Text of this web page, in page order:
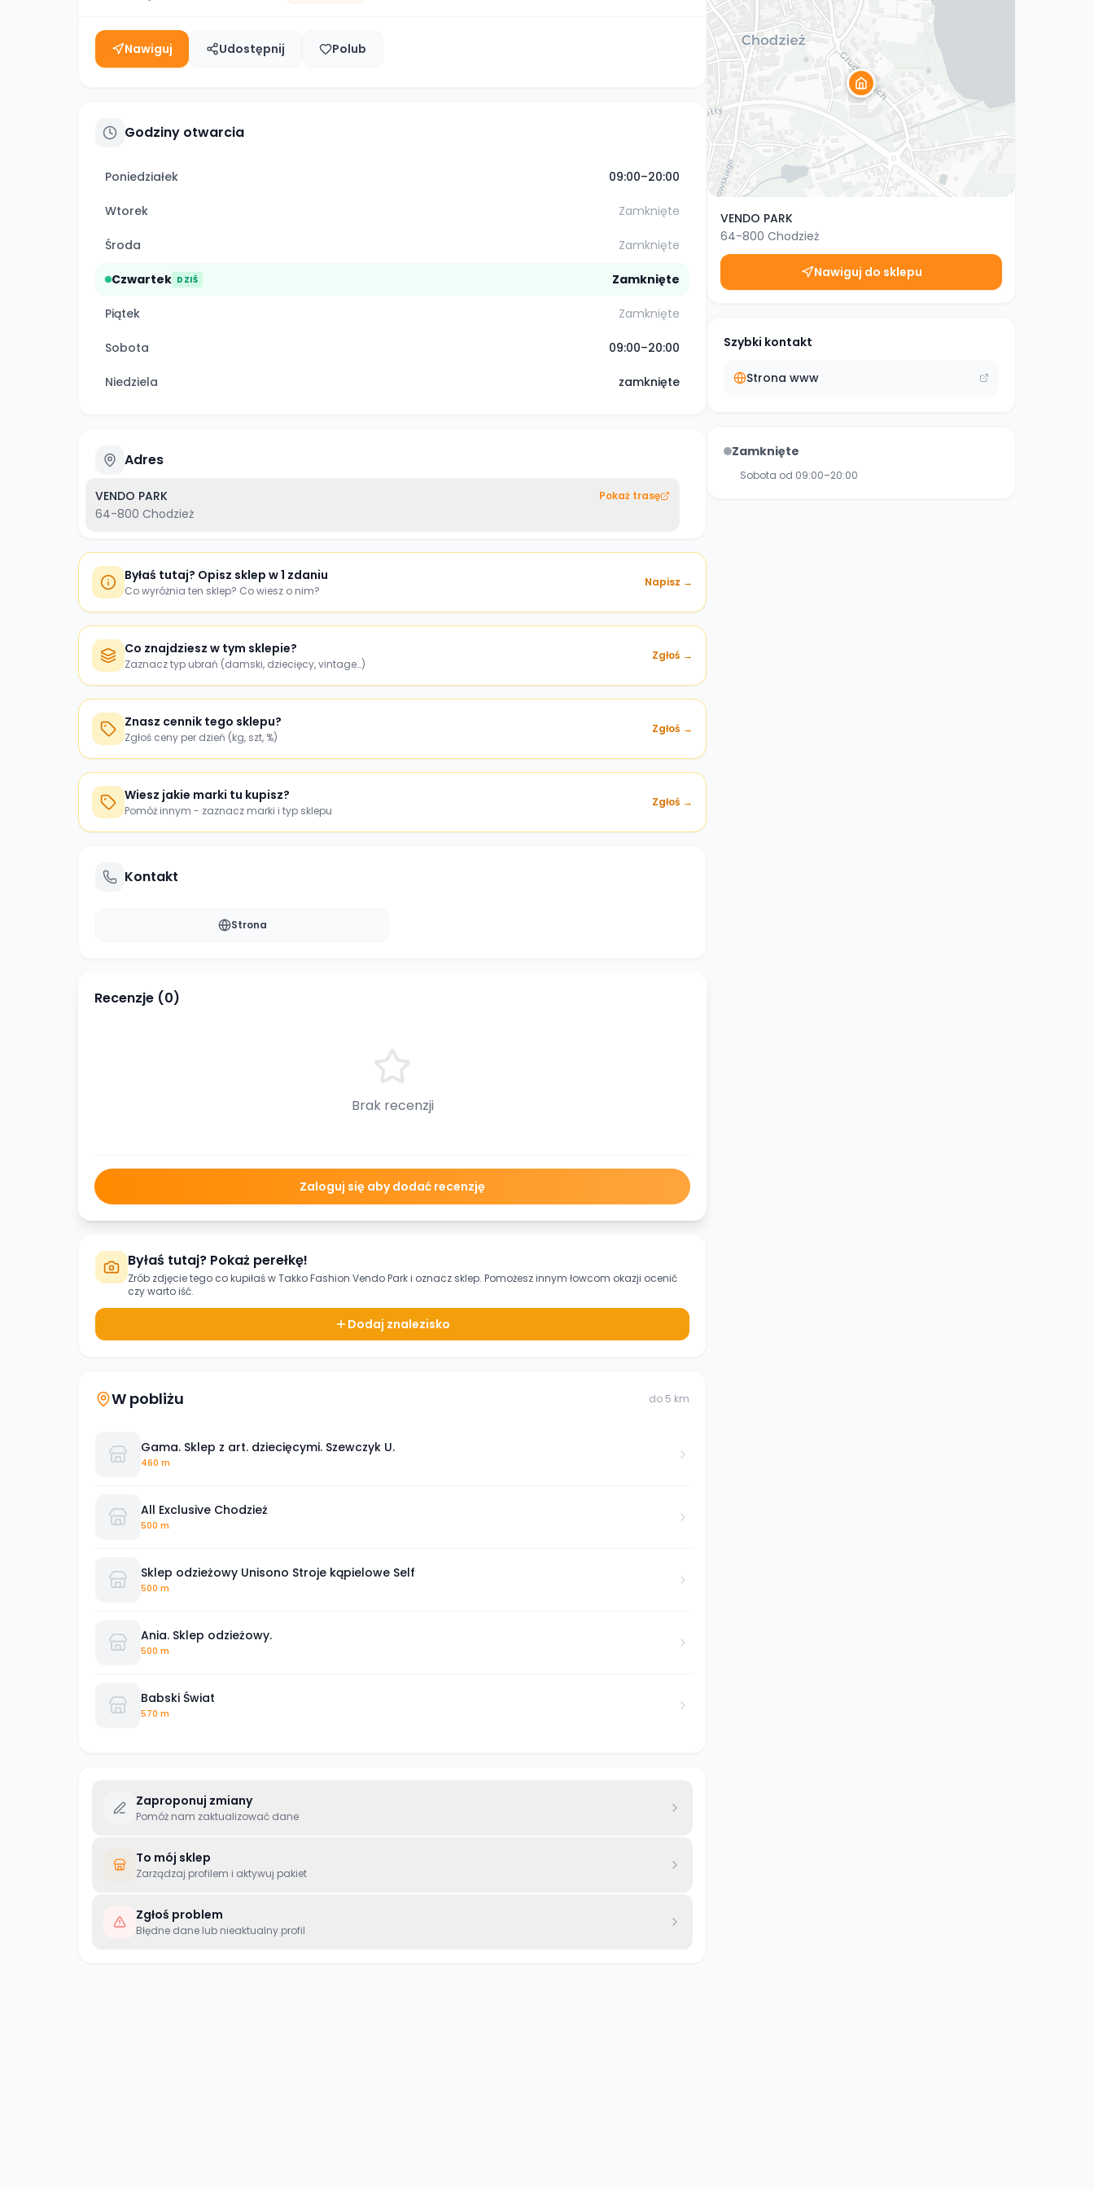
Nawiguj Udostępnij Polub
Godziny otwarcia
Poniedziałek 09:00–20:00
Wtorek Zamknięte
Środa Zamknięte
Czwartek DZIŚ Zamknięte
Piątek Zamknięte
Sobota 09:00–20:00
Niedziela zamknięte
Adres
VENDO PARK
64-800 Chodzież
Pokaż trasę
Byłaś tutaj? Opisz sklep w 1 zdaniu
Co wyróżnia ten sklep? Co wiesz o nim?
Napisz →
Co znajdziesz w tym sklepie?
Zaznacz typ ubrań (damski, dziecięcy, vintage…)
Zgłoś →
Znasz cennik tego sklepu?
Zgłoś ceny per dzień (kg, szt, %)
Zgłoś →
Wiesz jakie marki tu kupisz?
Pomóż innym - zaznacz marki i typ sklepu
Zgłoś →
Kontakt
Strona
Recenzje (0)
Brak recenzji
Zaloguj się aby dodać recenzję
Byłaś tutaj? Pokaż perełkę!
Zrób zdjęcie tego co kupiłaś wTakko Fashion Vendo Parki oznacz sklep. Pomożesz innym łowcom okazji ocenić
czy warto iść.
Dodaj znalezisko
W pobliżu do 5 km
Gama. Sklep z art. dziecięcymi. Szewczyk U.
460 m
All Exclusive Chodzież
500 m
Sklep odzieżowy Unisono Stroje kąpielowe Self
500 m
Ania. Sklep odzieżowy.
500 m
Babski Świat
570 m
Zaproponuj zmiany
Pomóż nam zaktualizować dane
To mój sklep
Zarządzaj profilem i aktywuj pakiet
Zgłoś problem
Błędne dane lub nieaktualny profil
VENDO PARK
64-800 Chodzież
Nawiguj do sklepu
Szybki kontakt
Strona www
Zamknięte
Sobota od 09:00–20:00